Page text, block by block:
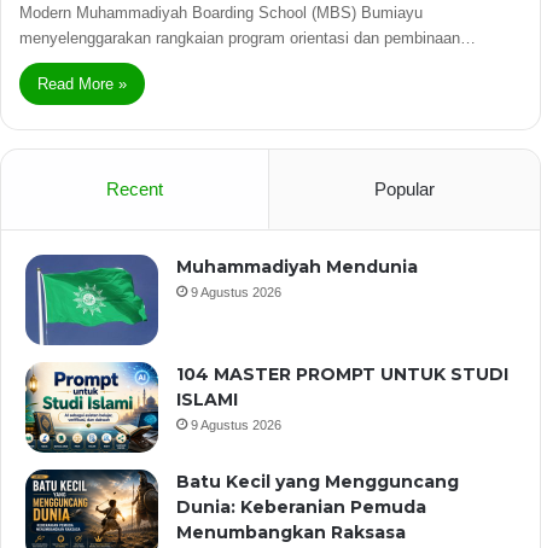
Modern Muhammadiyah Boarding School (MBS) Bumiayu
menyelenggarakan rangkaian program orientasi dan pembinaan…
Read More »
Recent Popular
Muhammadiyah Mendunia
9 Agustus 2026
104 MASTER PROMPT UNTUK STUDI
ISLAMI
9 Agustus 2026
Batu Kecil yang Mengguncang
Dunia: Keberanian Pemuda
Menumbangkan Raksasa